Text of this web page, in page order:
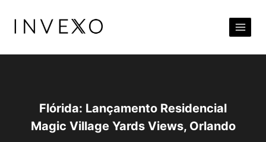
para
Conteúdo
Flórida: Lançamento Residencial
Magic Village Yards Views, Orlando